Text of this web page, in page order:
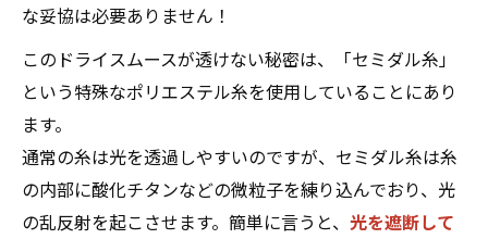
な妥協は必要ありません！
このドライスムースが透けない秘密は、「セミダル糸」
という特殊なポリエステル糸を使用していることにあり
ます。
通常の糸は光を透過しやすいのですが、セミダル糸は糸
の内部に酸化チタンなどの微粒子を練り込んでおり、光
の乱反射を起こさせます。簡単に言うと、 光を遮断して